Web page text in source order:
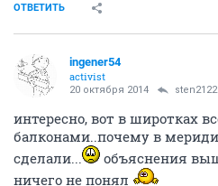
ОТВЕТИТЬ
ingener54
activist
20 октября 2014
интересно, вот в широтках
балконами..почему в
сделали...
объяснения
ничего не понял